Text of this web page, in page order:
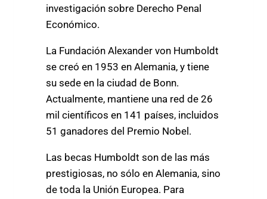
investigación sobre Derecho Penal
Económico.
La Fundación Alexander von Humboldt
se creó en 1953 en Alemania, y tiene
su sede en la ciudad de Bonn.
Actualmente, mantiene una red de 26
mil científicos en 141 países, incluidos
51 ganadores del Premio Nobel.
Las becas Humboldt son de las más
prestigiosas, no sólo en Alemania, sino
de toda la Unión Europea. Para